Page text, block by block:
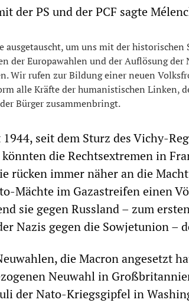
der PS und der PCF sagte
ausgetauscht, um uns mit der historischen
der Europawahlen und der Auflösung
Wir rufen zur Bildung einer neuen
alle Kräfte der humanistischen Linken,
Bürger zusammenbringt.
seit dem Sturz des Vichy-
die Rechtsextremen in
rücken immer näher an die
Mächte im Gazastreifen einen
sie gegen Russland – zum
Nazis gegen die Sowjetunion –
die Macron angesetzt
Neuwahl in
der Nato-Kriegsgipfel in